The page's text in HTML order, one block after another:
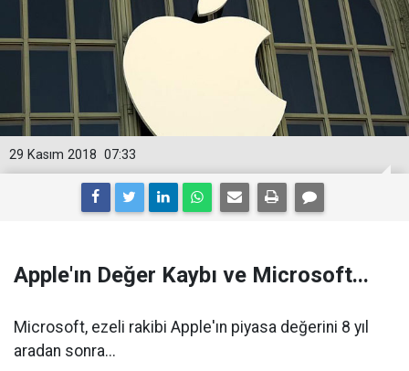
07:33
29 Kasım 2018
Apple'ın Değer Kaybı ve Microsoft...
Microsoft, ezeli rakibi Apple'ın piyasa değerini 8 yıl
aradan sonra...